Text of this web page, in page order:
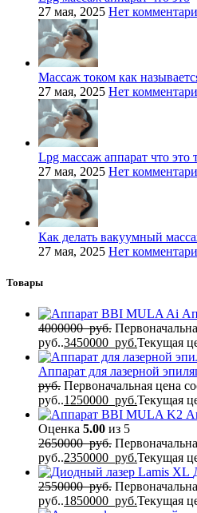
27 мая, 2025 Нет
Массаж током как
27 мая, 2025 Нет
Lpg массаж аппарат что это
27 мая, 2025 Нет
Как делать вакуумный
27 мая, 2025 Нет
Товары
4000000руб.
руб..3450000 руб.Текущая
Аппарат для лазерной
руб. Первоначальная цена
руб..1250000 руб.Текущая
Оценка 5.00 из 5
2650000руб.
руб..2350000 руб.Текущая
2550000руб.
руб..1850000 руб.Текущая